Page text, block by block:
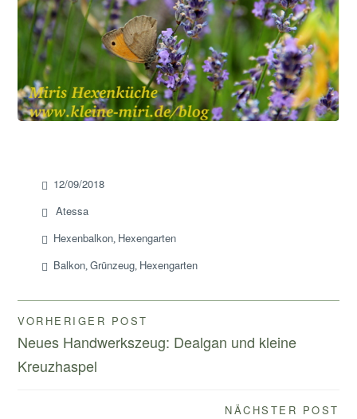
12/09/2018
Atessa
Hexenbalkon, Hexengarten
Balkon,Grünzeug, Hexengarten
Beitragsnavigation
VORHERIGER POST
Neues Handwerkszeug: Dealgan und kleine
Kreuzhaspel
NÄCHSTER POST